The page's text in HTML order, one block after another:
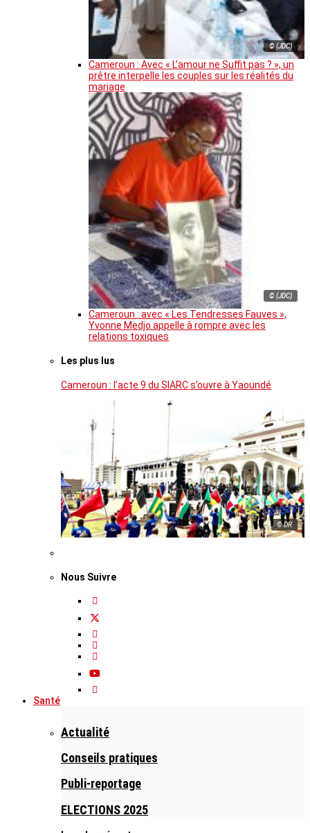
© (JDC)
Cameroun : Avec « L’amour ne Suffit pas ? », un
prêtre interpelle les couples sur les réalités du
mariage
© (JDC)
Cameroun : avec « Les Tendresses Fauves »,
Yvonne Medjo appelle à rompre avec les
relations toxiques
Les plus lus
Cameroun : l’acte 9 du SIARC s’ouvre à Yaoundé
© DR
Nous Suivre
Santé
Actualité
Conseils pratiques
Publi-reportage
ELECTIONS 2025